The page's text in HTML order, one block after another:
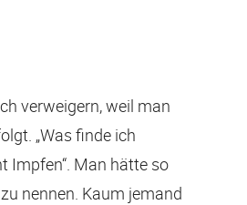
verweigern, weil man
„Was finde ich
Impfen“. Man hätte so
nennen. Kaum jemand